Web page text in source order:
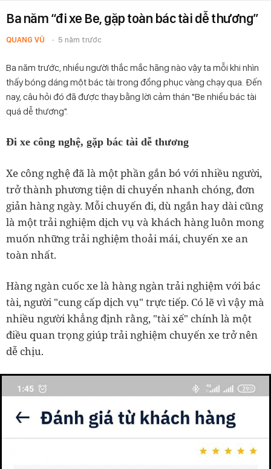
Ba năm “đi xe Be, gặp toàn bác tài dễ thương”
QUANG VŨ 5 năm trước
Ba năm trước, nhiều người thắc mắc hãng nào vậy ta mỗi khi nhìn
thấy bóng dáng một bác tài trong đồng phục vàng chạy qua. Đến
nay, câu hỏi đó đã được thay bằng lời cảm thán "Be nhiều bác tài
quá dễ thương".
Đi xe công nghệ, gặp bác tài dễ thương
Xe công nghệ đã là một phần gắn bó với nhiều người,
trở thành phương tiện di chuyển nhanh chóng, đơn
giản hàng ngày. Mỗi chuyến đi, dù ngắn hay dài cũng
là một trải nghiệm dịch vụ và khách hàng luôn mong
muốn những trải nghiệm thoải mái, chuyến xe an
toàn nhất.
Hàng ngàn cuốc xe là hàng ngàn trải nghiệm với bác
tài, người "cung cấp dịch vụ" trực tiếp. Có lẽ vì vậy mà
nhiều người khẳng định rằng, "tài xế" chính là một
điều quan trọng giúp trải nghiệm chuyến xe trở nên
dễ chịu.